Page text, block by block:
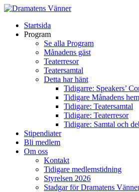
Startsida
Program
Se alla Program
Månadens gäst
Teaterresor
Teatersamtal
Detta har hänt
Tidigarre: Speakers’
Tidigare Månadens
Tidigare: Teatersamtal
Tidigare: Teaterresor
Tidigare: Samtal och
Stipendiater
Bli medlem
Om oss
Kontakt
Tidigare medlemstidning
Styrelsen 2026
Stadgar för Dramatens